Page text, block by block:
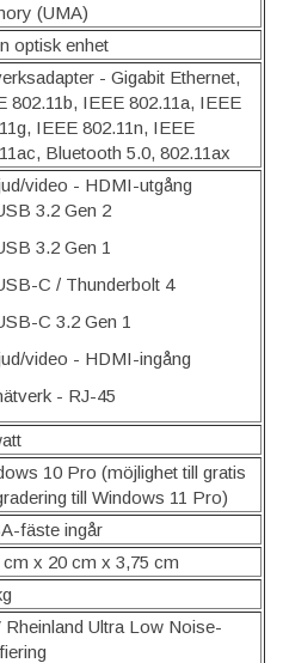
(UMA)
optisk enhet
- Gigabit Ethernet,
802.11b, IEEE 802.11a, IEEE
IEEE 802.11n, IEEE
Bluetooth 5.0, 802.11ax
video - HDMI-utgång
3.2 Gen 2
3.2 Gen 1
C / Thunderbolt 4
C 3.2 Gen 1
video - HDMI-ingång
- RJ-45
10 Pro (möjlighet till gratis
till Windows 11 Pro)
fäste ingår
cm x 20 cm x 3,75 cm
Rheinland Ultra Low Noise-